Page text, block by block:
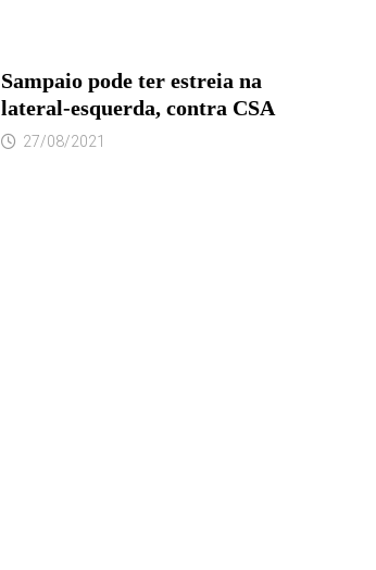
Sampaio pode ter estreia na
lateral-esquerda, contra CSA
27/08/2021